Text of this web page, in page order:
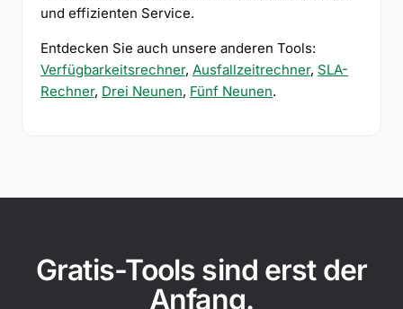
und effizienten Service.
Entdecken Sie auch unsere anderen Tools:
Verfügbarkeitsrechner, Ausfallzeitrechner, SLA-
Rechner, Drei Neunen, Fünf Neunen.
Gratis-Tools sind erst der
Anfang.